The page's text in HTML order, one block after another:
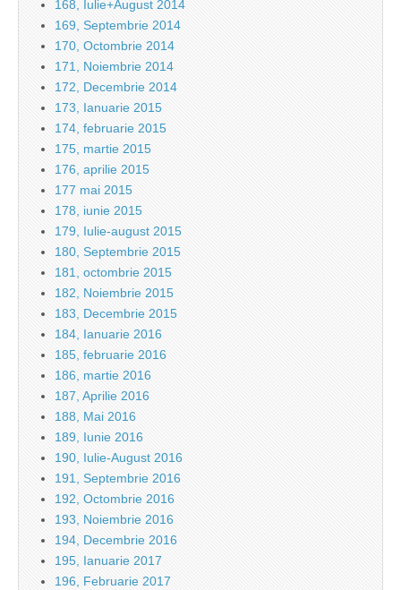
168, Iulie+August 2014
169, Septembrie 2014
170, Octombrie 2014
171, Noiembrie 2014
172, Decembrie 2014
173, Ianuarie 2015
174, februarie 2015
175, martie 2015
176, aprilie 2015
177 mai 2015
178, iunie 2015
179, Iulie-august 2015
180, Septembrie 2015
181, octombrie 2015
182, Noiembrie 2015
183, Decembrie 2015
184, Ianuarie 2016
185, februarie 2016
186, martie 2016
187, Aprilie 2016
188, Mai 2016
189, Iunie 2016
190, Iulie-August 2016
191, Septembrie 2016
192, Octombrie 2016
193, Noiembrie 2016
194, Decembrie 2016
195, Ianuarie 2017
196, Februarie 2017